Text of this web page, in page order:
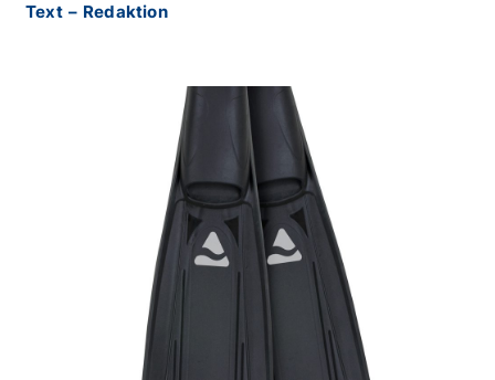
Text – Redaktion